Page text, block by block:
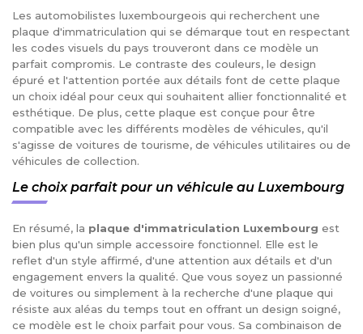
Les automobilistes luxembourgeois qui recherchent une
plaque d'immatriculation qui se démarque tout en respectant
les codes visuels du pays trouveront dans ce modèle un
parfait compromis. Le contraste des couleurs, le design
épuré et l'attention portée aux détails font de cette plaque
un choix idéal pour ceux qui souhaitent allier fonctionnalité et
esthétique. De plus, cette plaque est conçue pour être
compatible avec les différents modèles de véhicules, qu'il
s'agisse de voitures de tourisme, de véhicules utilitaires ou de
véhicules de collection.
Le choix parfait pour un véhicule au Luxembourg
En résumé, la plaque d'immatriculation Luxembourg est
bien plus qu'un simple accessoire fonctionnel. Elle est le
reflet d'un style affirmé, d'une attention aux détails et d'un
engagement envers la qualité. Que vous soyez un passionné
de voitures ou simplement à la recherche d'une plaque qui
résiste aux aléas du temps tout en offrant un design soigné,
ce modèle est le choix parfait pour vous. Sa combinaison de